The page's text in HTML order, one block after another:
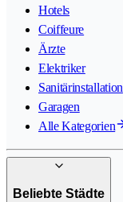
Hotels
Coiffeure
Ärzte
Elektriker
Sanitärinstallation
Garagen
Alle Kategorien
Beliebte Städte